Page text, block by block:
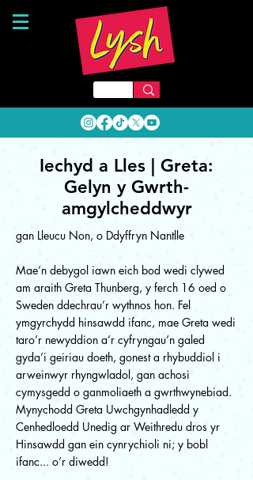
Iechyd a Lles | Greta:
Gelyn y Gwrth-
amgylcheddwyr
gan Lleucu Non, o Ddyffryn Nantlle
Mae’n debygol iawn eich bod wedi clywed
am araith Greta Thunberg, y ferch 16 oed o
Sweden ddechrau’r wythnos hon. Fel
ymgyrchydd hinsawdd ifanc, mae Greta wedi
taro’r newyddion a’r cyfryngau’n galed
gyda’i geiriau doeth, gonest a rhybuddiol i
arweinwyr rhyngwladol, gan achosi
cymysgedd o ganmoliaeth a gwrthwynebiad.
Mynychodd Greta Uwchgynhadledd y
Cenhedloedd Unedig ar Weithredu dros yr
Hinsawdd gan ein cynrychioli ni; y bobl
ifanc... o’r diwedd!